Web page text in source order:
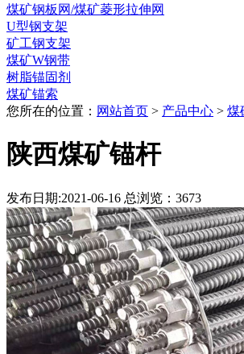
煤矿钢板网/煤矿菱形拉伸网
U型钢支架
矿工钢支架
煤矿W钢带
树脂锚固剂
煤矿锚索
您所在的位置： 网站首页 > 产品中心 > 煤
陕西煤矿锚杆
发布日期:2021-06-16 总浏览： 3673